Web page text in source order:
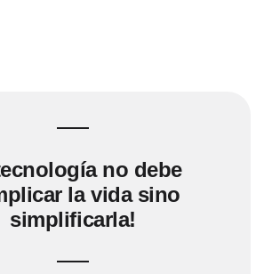
no debe
la vida sino
simplificarla!